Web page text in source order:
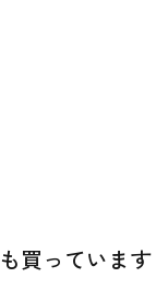
買っています